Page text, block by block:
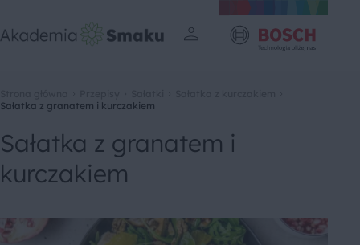
Sałatka z granatem i kurczakiem
Sałatka z granatem i
kurczakiem